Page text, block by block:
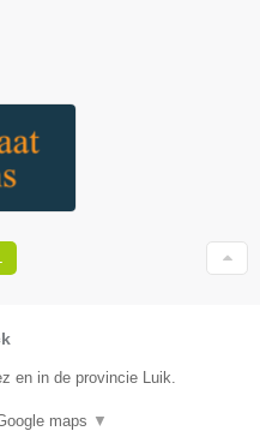
en in de provincie Luik.
maps ▼